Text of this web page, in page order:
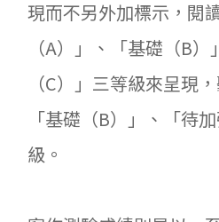
現而不另外加標示，閱
（A）」、「基礎（B
（C）」三等級來呈現
「基礎（B）」、「待
級。